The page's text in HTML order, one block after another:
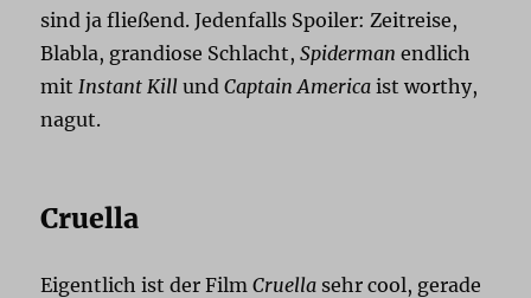
sind ja fließend. Jedenfalls Spoiler: Zeitreise,
Blabla, grandiose Schlacht,Spiderman endlich
mit Instant Kill undCaptain America ist worthy,
nagut.
Cruella
Eigentlich ist der FilmCruella sehr cool, gerade